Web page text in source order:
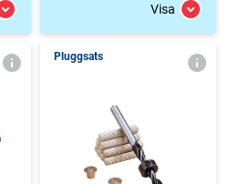
Visa
Pluggsats